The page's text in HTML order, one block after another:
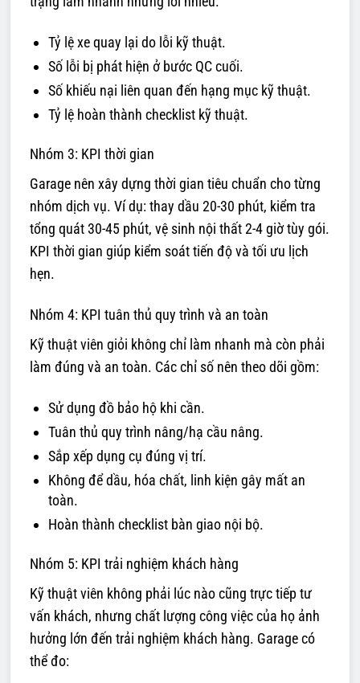
Tỷ lệ xe quay lại do lỗi kỹ thuật.
Số lỗi bị phát hiện ở bước QC cuối.
Số khiếu nại liên quan đến hạng mục kỹ thuật.
Tỷ lệ hoàn thành checklist kỹ thuật.
Nhóm 3: KPI thời gian
Garage nên xây dựng thời gian tiêu chuẩn cho từng
nhóm dịch vụ. Ví dụ: thay dầu 20-30 phút, kiểm tra
tổng quát 30-45 phút, vệ sinh nội thất 2-4 giờ tùy gói.
KPI thời gian giúp kiểm soát tiến độ và tối ưu lịch
hẹn.
Nhóm 4: KPI tuân thủ quy trình và an toàn
Kỹ thuật viên giỏi không chỉ làm nhanh mà còn phải
làm đúng và an toàn. Các chỉ số nên theo dõi gồm:
Sử dụng đồ bảo hộ khi cần.
Tuân thủ quy trình nâng/hạ cầu nâng.
Sắp xếp dụng cụ đúng vị trí.
Không để dầu, hóa chất, linh kiện gây mất an
toàn.
Hoàn thành checklist bàn giao nội bộ.
Nhóm 5: KPI trải nghiệm khách hàng
Kỹ thuật viên không phải lúc nào cũng trực tiếp tư
vấn khách, nhưng chất lượng công việc của họ ảnh
hưởng lớn đến trải nghiệm khách hàng. Garage có
thể đo: